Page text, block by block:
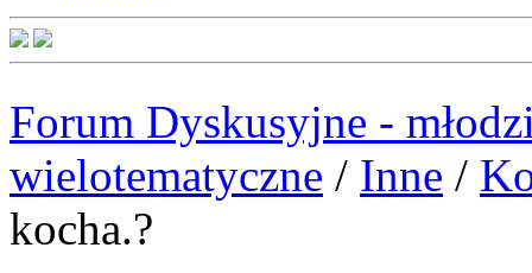
Forum Dyskusyjne -
wielotematyczne / Inne /
kocha.?